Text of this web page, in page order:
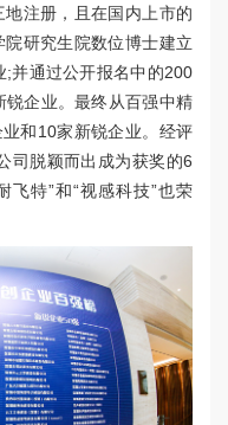
注册，且在国内上市的
研究生院数位博士建立
并通过公开报名中的200
企业。最终从百强中精
和10家新锐企业。经评
司脱颖而出成为获奖的6
飞特”和“视感科技”也荣